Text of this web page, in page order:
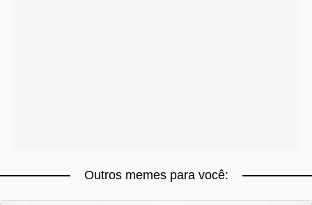
Outros memes para você: